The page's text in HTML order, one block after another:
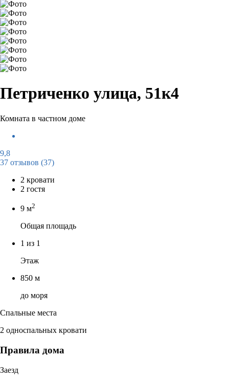
Петриченко улица, 51к4
Комната в частном доме
9,8
37 отзывов (37)
2 кровати
2 гостя
9 м2
Общая площадь
1 из 1
Этаж
850 м
до моря
Спальные места
2 односпальных кровати
Правила дома
Заезд